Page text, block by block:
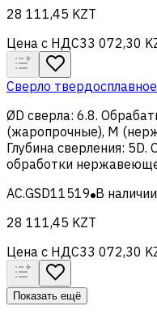
28 111,45 KZT
Цена с НДС33 072,30
Сверло
ØD сверла: 6.8.
(жаропрочные), M
Глубина сверления: 5D.
обработки
AC.GSD11519 В наличии
28 111,45 KZT
Цена с НДС33 072,30
Показать ещё